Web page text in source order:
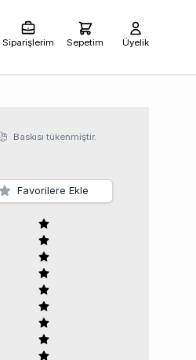
Siparişlerim Sepetim Üyelik
Baskısı tükenmiştir.
Favorilere Ekle